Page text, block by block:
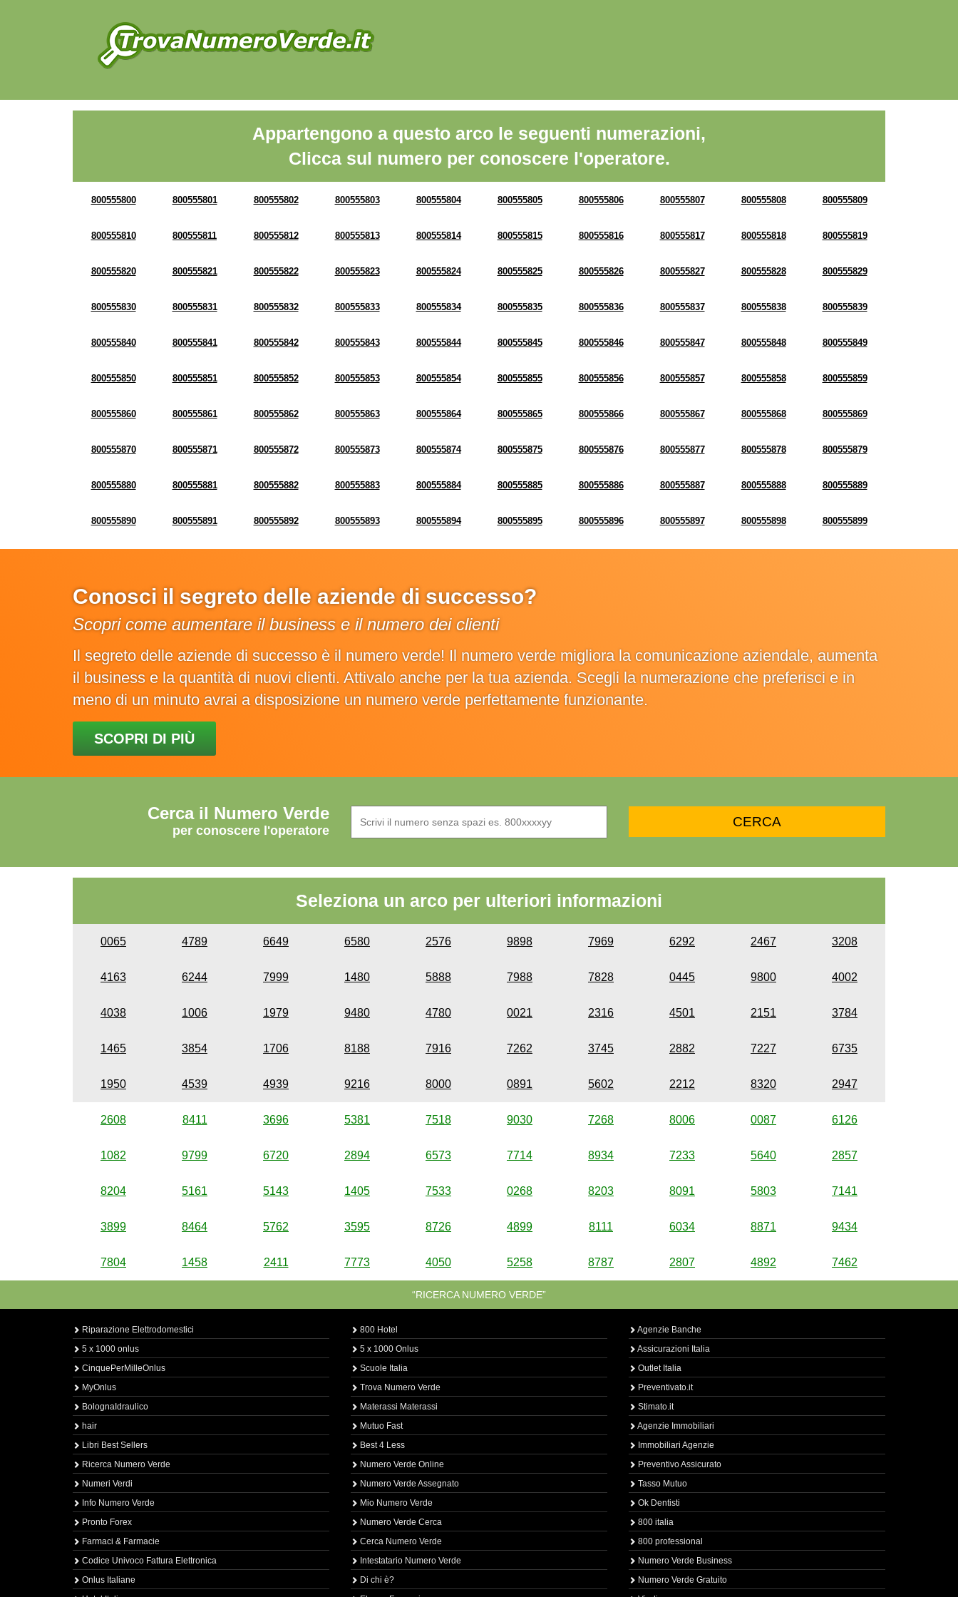
Appartengono a questo arco le seguenti numerazioni,
Clicca sul numero per conoscere l'operatore.
800555800 800555801 800555802 800555803 800555804 800555805 800555806 800555807 800555808 800555809
800555810 800555811 800555812 800555813 800555814 800555815 800555816 800555817 800555818 800555819
800555820 800555821 800555822 800555823 800555824 800555825 800555826 800555827 800555828 800555829
800555830 800555831 800555832 800555833 800555834 800555835 800555836 800555837 800555838 800555839
800555840 800555841 800555842 800555843 800555844 800555845 800555846 800555847 800555848 800555849
800555850 800555851 800555852 800555853 800555854 800555855 800555856 800555857 800555858 800555859
800555860 800555861 800555862 800555863 800555864 800555865 800555866 800555867 800555868 800555869
800555870 800555871 800555872 800555873 800555874 800555875 800555876 800555877 800555878 800555879
800555880 800555881 800555882 800555883 800555884 800555885 800555886 800555887 800555888 800555889
800555890 800555891 800555892 800555893 800555894 800555895 800555896 800555897 800555898 800555899
Conosci il segreto delle aziende di successo?
Scopri come aumentare il business e il numero dei clienti
Il segreto delle aziende di successo è il numero verde! Il numero verde migliora la comunicazione aziendale, aumenta
il business e la quantità di nuovi clienti. Attivalo anche per la tua azienda. Scegli la numerazione che preferisci e in
meno di un minuto avrai a disposizione un numero verde perfettamente funzionante.
SCOPRI DI PIÙ
Cerca il Numero Verde
per conoscere l'operatore
Seleziona un arco per ulteriori informazioni
0065 4789 6649 6580 2576 9898 7969 6292 2467 3208
4163 6244 7999 1480 5888 7988 7828 0445 9800 4002
4038 1006 1979 9480 4780 0021 2316 4501 2151 3784
1465 3854 1706 8188 7916 7262 3745 2882 7227 6735
1950 4539 4939 9216 8000 0891 5602 2212 8320 2947
2608 8411 3696 5381 7518 9030 7268 8006 0087 6126
1082 9799 6720 2894 6573 7714 8934 7233 5640 2857
8204 5161 5143 1405 7533 0268 8203 8091 5803 7141
3899 8464 5762 3595 8726 4899 8111 6034 8871 9434
7804 1458 2411 7773 4050 5258 8787 2807 4892 7462
“RICERCA NUMERO VERDE”
Riparazione Elettrodomestici
5 x 1000 onlus
CinquePerMilleOnlus
MyOnlus
BolognaIdraulico
hair
Libri Best Sellers
Ricerca Numero Verde
Numeri Verdi
Info Numero Verde
Pronto Forex
Farmaci & Farmacie
Codice Univoco Fattura Elettronica
Onlus Italiane
800 Hotel
5 x 1000 Onlus
Scuole Italia
Trova Numero Verde
Materassi Materassi
Mutuo Fast
Best 4 Less
Numero Verde Online
Numero Verde Assegnato
Mio Numero Verde
Numero Verde Cerca
Cerca Numero Verde
Intestatario Numero Verde
Di chi è?
Agenzie Banche
Assicurazioni Italia
Outlet Italia
Preventivato.it
Stimato.it
Agenzie Immobiliari
Immobiliari Agenzie
Preventivo Assicurato
Tasso Mutuo
Ok Dentisti
800 italia
800 professional
Numero Verde Business
Numero Verde Gratuito